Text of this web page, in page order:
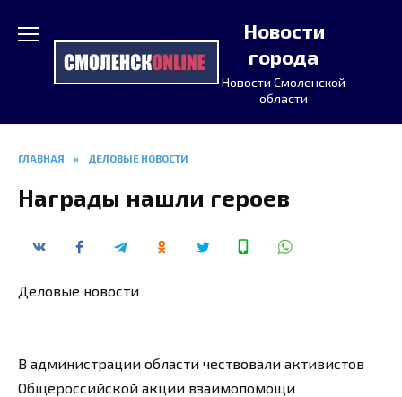
содержанию
Новости
города
Новости Смоленской
области
ГЛАВНАЯ » ДЕЛОВЫЕ НОВОСТИ
Награды нашли героев
Деловые новости
В администрации области чествовали активистов
Общероссийской акции взаимопомощи